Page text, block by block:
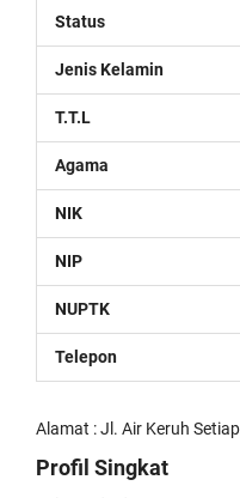
Status
Jenis Kelamin
T.T.L
Agama
NIK
NIP
NUPTK
Telepon
Alamat : Jl. Air Keruh
Profil Singkat